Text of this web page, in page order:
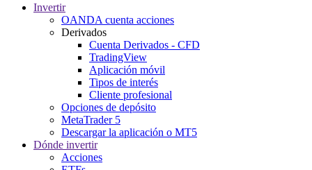
Invertir
OANDA cuenta acciones
Derivados
Cuenta Derivados - CFD
TradingView
Aplicación móvil
Tipos de interés
Cliente profesional
Opciones de depósito
MetaTrader 5
Descargar la aplicación o MT5
Dónde invertir
Acciones